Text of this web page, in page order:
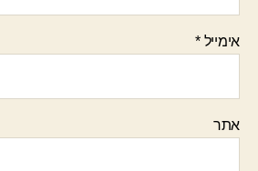
אימייל*
אתר